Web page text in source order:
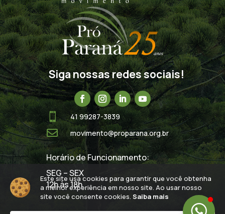
Siga nossas redes sociais!
Este site usa cookies para garantir que você obtenha
a melhor experiência em nosso site. Ao usar nosso
site você consente cookies. Saiba mais
 41 99287-3839
 movimento@proparana.org.br
Horário de Funcionamento:
SEG – SEX
12h às 18h